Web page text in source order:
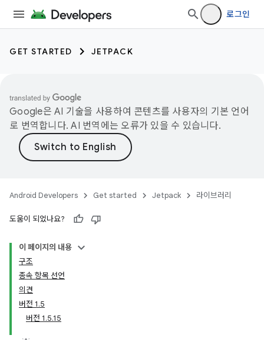
로그인
GET STARTED JETPACK
Google은 AI 기술을 사용하여 콘텐츠를 사용자의 기본 언어
로 번역합니다. AI 번역에는 오류가 있을 수 있습니다.
Android Developers Get started Jetpack 라이브러리
도움이 되었나요?
이 페이지의 내용
구조
종속 항목 선언
의견
버전 1.5
버전 1.5.15